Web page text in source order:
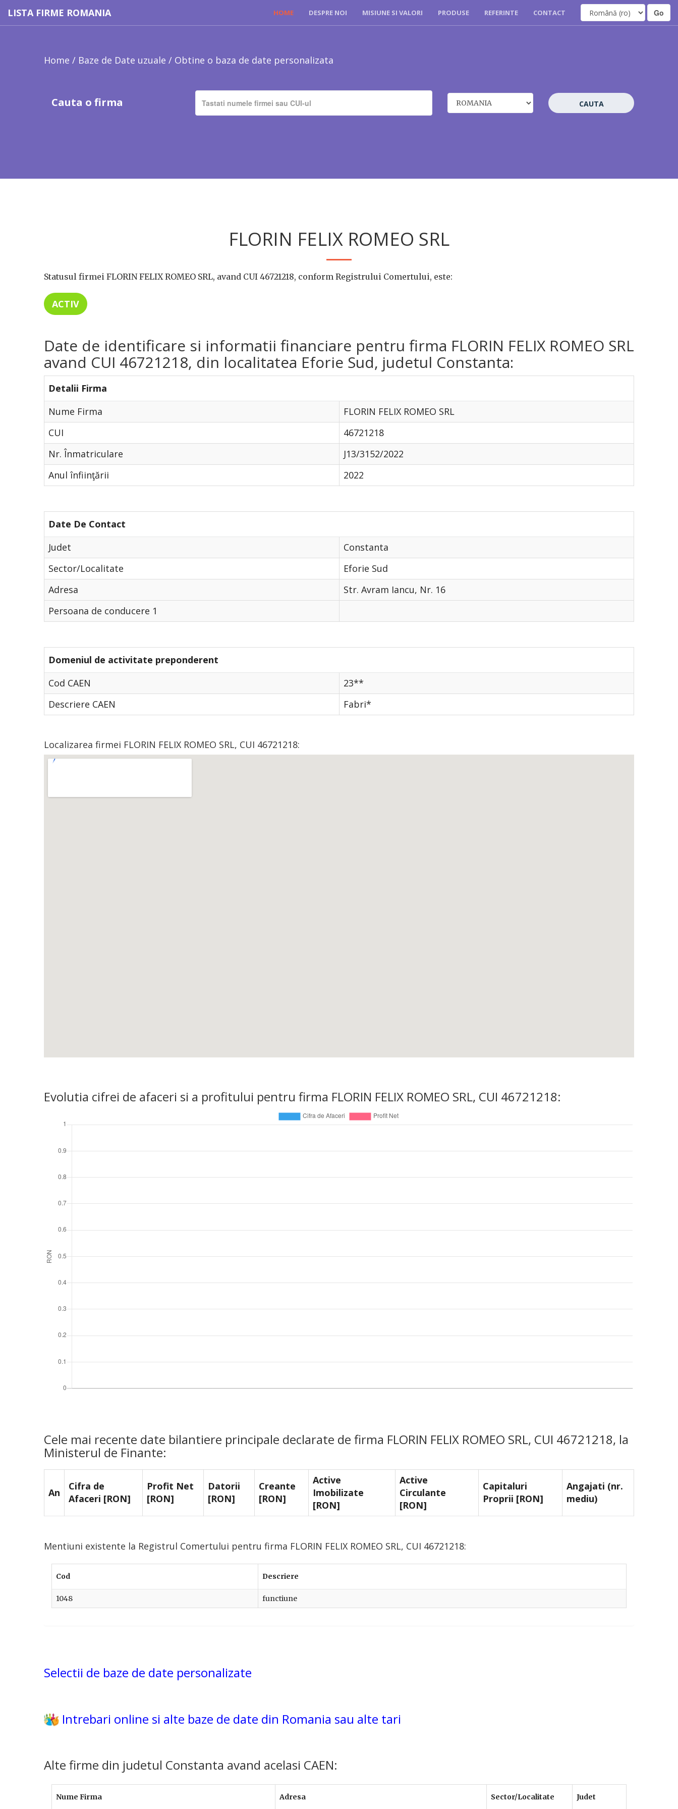
LISTA FIRME ROMANIA HOME DESPRE NOI MISIUNE SI VALORI PRODUSE REFERINTE CONTACT
Home / Baze de Date uzuale / Obtine o baza de date personalizata
Cauta o firma CAUTA
FLORIN FELIX ROMEO SRL
Statusul firmei FLORIN FELIX ROMEO SRL, avand CUI 46721218, conform Registrului Comertului, este:
ACTIV
Date de identificare si informatii financiare pentru firma FLORIN FELIX ROMEO SRL
avand CUI 46721218, din localitatea Eforie Sud, judetul Constanta:
Detalii Firma
Nume Firma
FLORIN FELIX ROMEO SRL
CUI
46721218
Nr. Înmatriculare
J13/3152/2022
Anul înfiinţării
2022
Date De Contact
Judet
Constanta
Sector/Localitate
Eforie Sud
Adresa
Str. Avram Iancu, Nr. 16
Persoana de conducere 1
Domeniul de activitate preponderent
Cod CAEN
23**
Descriere CAEN
Fabri*
Localizarea firmei FLORIN FELIX ROMEO SRL, CUI 46721218:
Evolutia cifrei de afaceri si a profitului pentru firma FLORIN FELIX ROMEO SRL, CUI 46721218:
Cele mai recente date bilantiere principale declarate de firma FLORIN FELIX ROMEO SRL, CUI 46721218, la
Ministerul de Finante:
An
Cifra de
Afaceri [RON]
Profit Net
[RON]
Datorii
[RON]
Creante
[RON]
Active
Imobilizate
[RON]
Active
Circulante
[RON]
Capitaluri
Proprii [RON]
Angajati (nr.
mediu)
Mentiuni existente la Registrul Comertului pentru firma FLORIN FELIX ROMEO SRL, CUI 46721218:
Cod Descriere
1048 functiune
Selectii de baze de date personalizate
Intrebari online si alte baze de date din Romania sau alte tari
Alte firme din judetul Constanta avand acelasi CAEN:
Nume Firma Adresa Sector/Localitate Judet